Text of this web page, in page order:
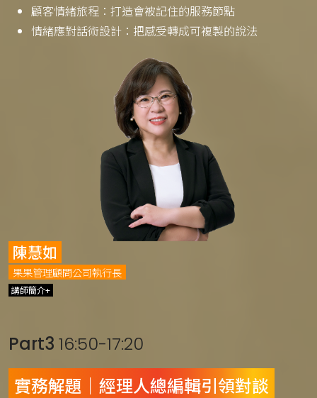
陳慧如
果果管理顧問公司執行長
講師簡介+
顧客情緒旅程：打造會被記住的服務節點
情緒應對話術設計：把感受轉成可複製的說法
Part3 16:50-17:20
實務解題｜經理人總編輯引領對談